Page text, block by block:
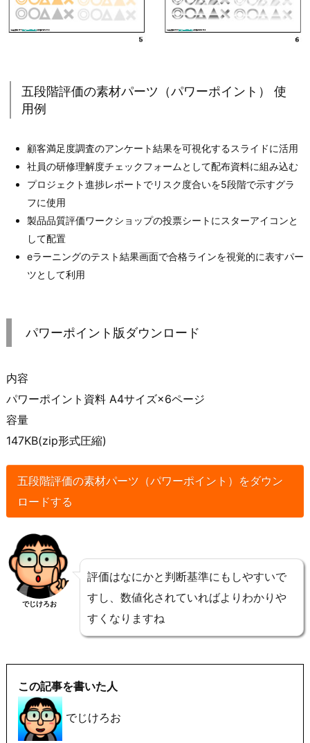
五段階評価の素材パーツ（パワーポイント） 使
用例
顧客満足度調査のアンケート結果を可視化するスライドに活用
社員の研修理解度チェックフォームとして配布資料に組み込む
プロジェクト進捗レポートでリスク度合いを5段階で示すグラ
フに使用
製品品質評価ワークショップの投票シートにスターアイコンと
して配置
eラーニングのテスト結果画面で合格ラインを視覚的に表すパー
ツとして利用
パワーポイント版ダウンロード
内容
パワーポイント資料 A4サイズ×6ページ
容量
147KB(zip形式圧縮)
五段階評価の素材パーツ（パワーポイント）をダウン
ロードする
でじけろお
評価はなにかと判断基準にもしやすいで
すし、数値化されていればよりわかりや
すくなりますね
この記事を書いた人
でじけろお